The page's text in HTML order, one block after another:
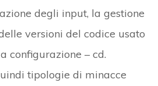
degli input, la gestione
versioni del codice usato
configurazione – cd.
tipologie di minacce